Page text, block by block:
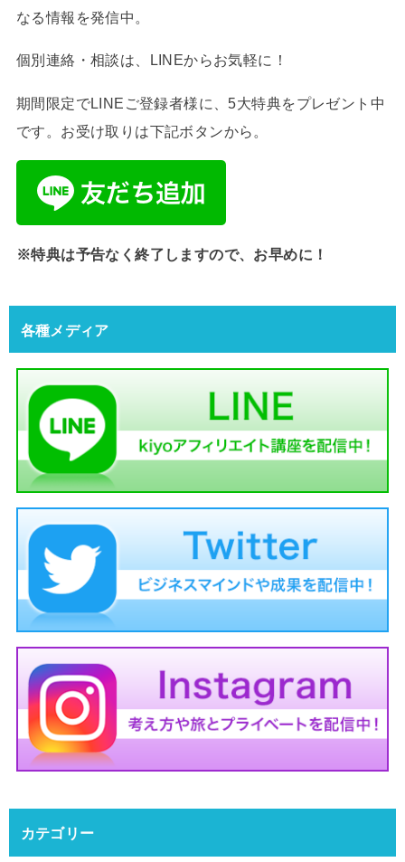
なる情報を発信中。
個別連絡・相談は、LINEからお気軽に！
期間限定でLINEご登録者様に、5大特典をプレゼント中
です。お受け取りは下記ボタンから。
※特典は予告なく終了しますので、お早めに！
各種メディア
カテゴリー